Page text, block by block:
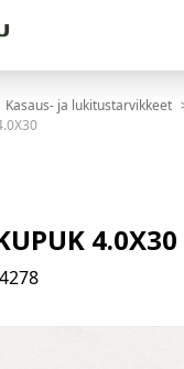
Kasaus- ja lukitustarvikkeet
4.0X30